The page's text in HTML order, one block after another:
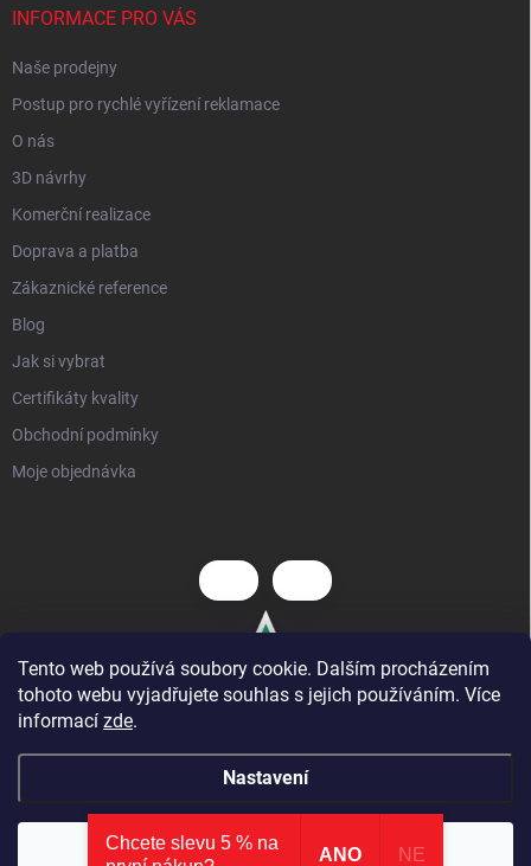
Tento web používá soubory cookie. Dalším procházením
tohoto webu vyjadřujete souhlas s jejich používáním. Více
informací zde.
Nastavení
Souhlasím
INFORMACE PRO VÁS
Naše prodejny
Postup pro rychlé vyřízení reklamace
O nás
3D návrhy
Komerční realizace
Doprava a platba
Zákaznické reference
Blog
Jak si vybrat
Certifikáty kvality
Obchodní podmínky
Moje objednávka
Copyright 2026Hezký dětský nábytek . Všechna práva vyhrazena.
⭐ AKCE: nová kategorie zlevněných produktů
Chcete slevu 5 % na
ANO NE